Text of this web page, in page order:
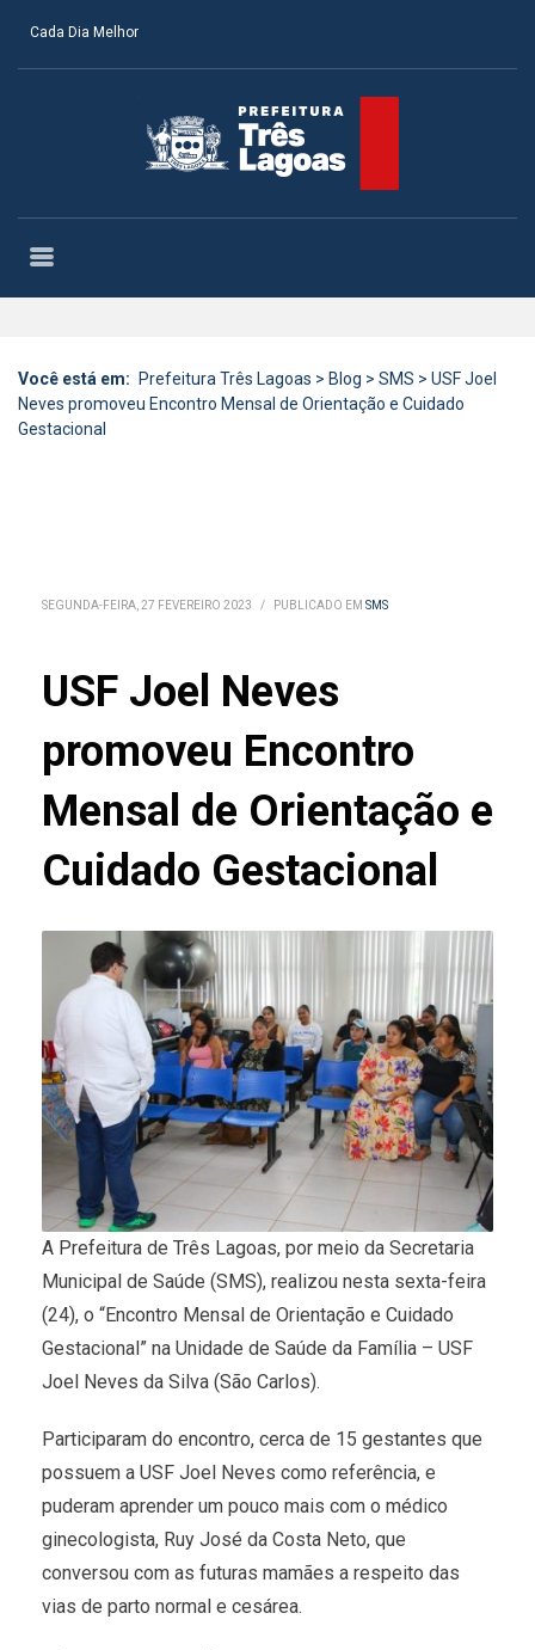
Cada Dia Melhor
Você está em: Prefeitura Três Lagoas > Blog > SMS > USF Joel
Neves promoveu Encontro Mensal de Orientação e Cuidado
Gestacional
SEGUNDA-FEIRA, 27 FEVEREIRO 2023 / PUBLICADO EM SMS
USF Joel Neves
promoveu Encontro
Mensal de Orientação e
Cuidado Gestacional
A Prefeitura de Três Lagoas, por meio da Secretaria
Municipal de Saúde (SMS), realizou nesta sexta-feira
(24), o “Encontro Mensal de Orientação e Cuidado
Gestacional” na Unidade de Saúde da Família – USF
Joel Neves da Silva (São Carlos).
Participaram do encontro, cerca de 15 gestantes que
possuem a USF Joel Neves como referência, e
puderam aprender um pouco mais com o médico
ginecologista, Ruy José da Costa Neto, que
conversou com as futuras mamães a respeito das
vias de parto normal e cesárea.